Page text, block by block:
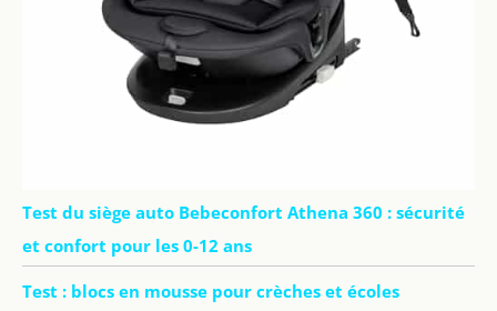
Test du siège auto Bebeconfort Athena 360 : sécurité
et confort pour les 0-12 ans
Test : blocs en mousse pour crèches et écoles